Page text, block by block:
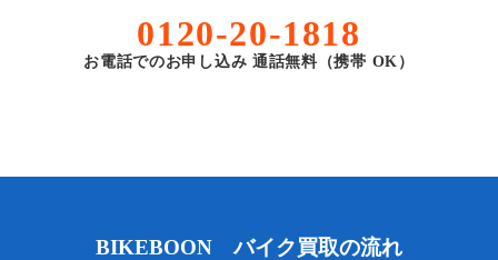
0120-20-1818
お電話でのお申し込み 通話無料（携帯 OK）
BIKEBOON バイク買取の流れ